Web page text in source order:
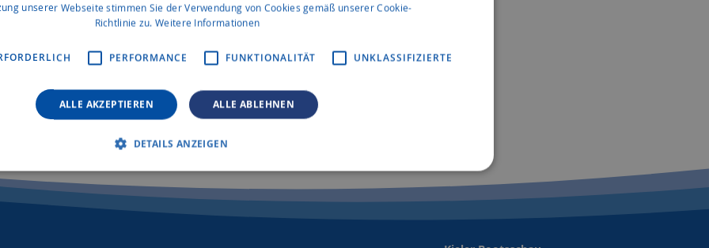
unserer Webseite stimmen Sie der Verwendung von Cookies gemäß unserer Cookie-
Richtlinie zu.Weitere Informationen
PERFORMANCE FUNKTIONALITÄT UNKLASSIFIZIERTE
ALLE AKZEPTIEREN ALLE ABLEHNEN
DETAILS ANZEIGEN